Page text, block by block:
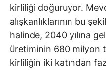
kirliliği doğuruyor.
alışkanlıklarının bu
halinde, 2040 yılına
üretiminin 680 milyon
kirliliğin iki katından